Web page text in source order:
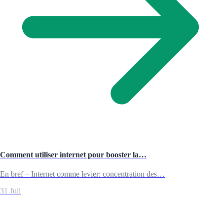
Comment utiliser internet pour booster la…
En bref – Internet comme levier: concentration des…
31 Juil